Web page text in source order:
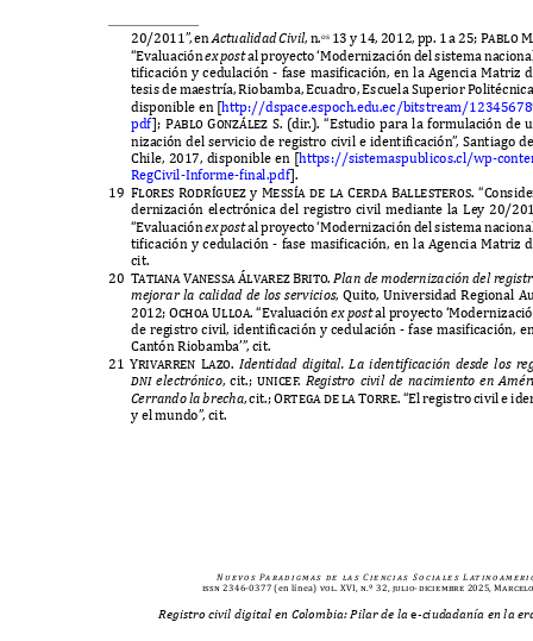
20/2011”,en ActualidadCivil, n.os 13y 14, 2012, pp. 1a 25; Pablo
“Evaluaciónex postal proyecto‘Modernización del sistema
tificación y cedulación- fase masificación,en la AgenciaMatriz
tesis de maestría, Riobamba, Ecuadro, EscuelaSuperiorP
disponible en [http://dspace.espoch.edu.ec /bitstream /
pdf]; Pablo González S. (dir.). “Estudio para laformulación de
nización del servicio de registro civil e identificación”, Santiago
Chile, 2017, disponible en [https://sistemaspublicos.cl/wp-
RegCivil-Informe-final.pdf].
19 Flores Rodríguezy Messía de la Cerda Ballesteros. “C
dernización electrónica del registro civil mediante laLey 20/
“Evaluaciónex postal proyecto‘Modernización del sistema
tificación y cedulación- fase masificación,en la AgenciaMatriz
cit.
20 Tatiana Vanessa Álvarez Brito. Plan demodernizacióndel regist
mejorar la calidad de los servicios, Quito, UniversidadRegional A
2012; Ochoa Ulloa. “Evaluaciónex postal proyecto ‘Modernizació
de registro civil, identificación y cedulación-fase masificación,
CantónRiobamba’”,cit.
21 Yrivarren Lazo. Identidad digital. La identificación desde los re
dnielectrónico,cit.; unicef. Registro civil denacimiento en Amé
Cerrando labrecha,cit.; Ortega de la Torre. “El registro civil e
y el mundo”, cit.
N u e v o s Pa r a d i g m a s d e l a s C i e n c i a s S o c i a l e s L at i n o a m e r i
issn 2346-0377(en línea) vol. XVI, n.º 32, julio-diciembre 2025,
Registro civil digital en Colombia: Pilar de lae-ciudadanía en la